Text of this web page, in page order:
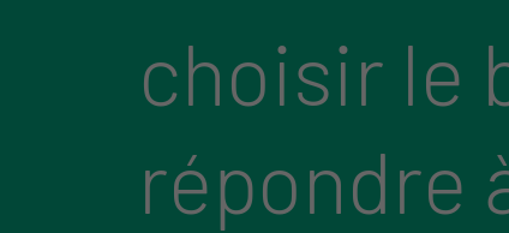
choisir le
répondre